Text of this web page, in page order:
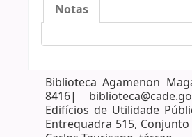
Notas
Biblioteca Agamenon
8416|
Edifícios de Utilidade
Entrequadra 515,